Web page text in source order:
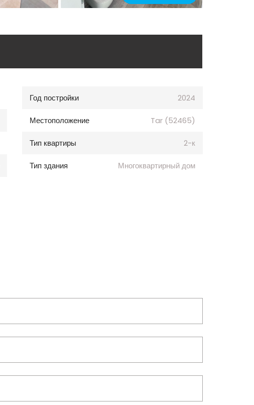
Год постройки 2024
Местоположение Tar (52465)
Тип квартиры 2-к
Тип здания Многоквартирный дом